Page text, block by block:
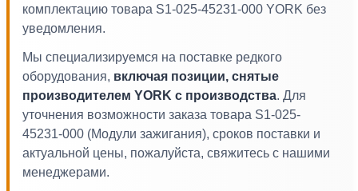
комплектацию товара S1-025-45231-000 YORK без
уведомления.
Мы специализируемся на поставке редкого
оборудования, включая позиции, снятые
производителем YORK с производства. Для
уточнения возможности заказа товара S1-025-
45231-000 (Модули зажигания), сроков поставки и
актуальной цены, пожалуйста, свяжитесь с нашими
менеджерами.